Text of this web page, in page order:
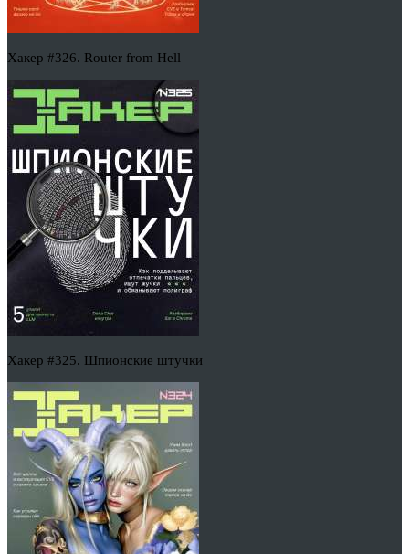
Хакер #326. Router from Hell
Хакер #325. Шпионские штучки